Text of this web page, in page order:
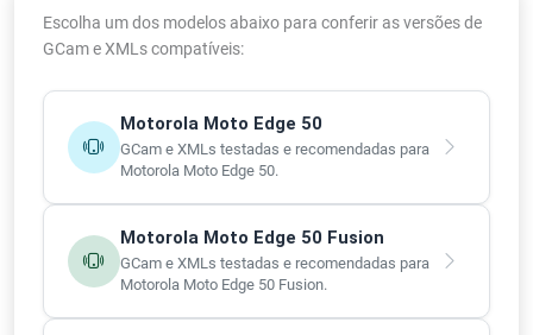
Escolha um dos modelos abaixo para conferir as versões de
GCam e XMLs compatíveis:
Motorola Moto Edge 50
GCam e XMLs testadas e recomendadas para
Motorola Moto Edge 50.
Motorola Moto Edge 50 Fusion
GCam e XMLs testadas e recomendadas para
Motorola Moto Edge 50 Fusion.